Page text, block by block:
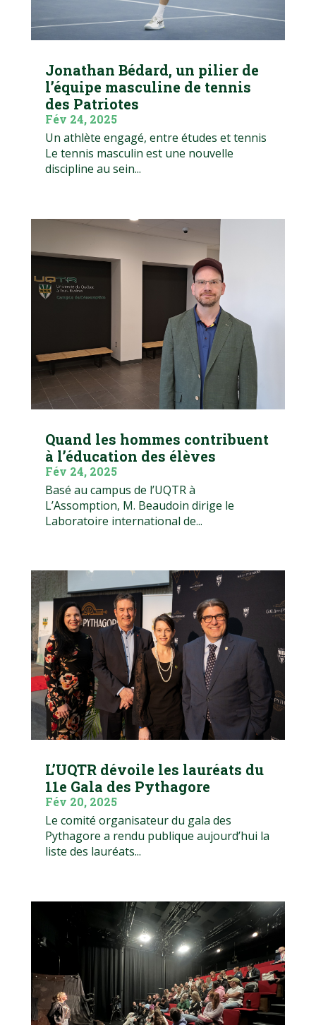
Jonathan Bédard, un pilier de
l’équipe masculine de tennis
des Patriotes
Fév 24, 2025
Un athlète engagé, entre études et tennis
Le tennis masculin est une nouvelle
discipline au sein...
Quand les hommes contribuent
à l’éducation des élèves
Fév 24, 2025
Basé au campus de l’UQTR à
L’Assomption, M. Beaudoin dirige le
Laboratoire international de...
L’UQTR dévoile les lauréats du
11e Gala des Pythagore
Fév 20, 2025
Le comité organisateur du gala des
Pythagore a rendu publique aujourd’hui la
liste des lauréats...